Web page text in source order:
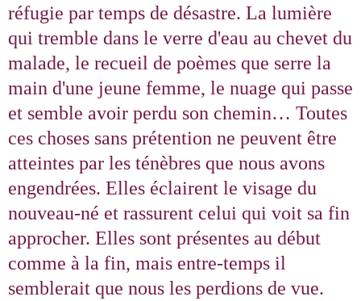
réfugie par temps de désastre. La lumière
qui tremble dans le verre d'eau au chevet du
malade, le recueil de poèmes que serre la
main d'une jeune femme, le nuage qui passe
et semble avoir perdu son chemin… Toutes
ces choses sans prétention ne peuvent être
atteintes par les ténèbres que nous avons
engendrées. Elles éclairent le visage du
nouveau-né et rassurent celui qui voit sa fin
approcher. Elles sont présentes au début
comme à la fin, mais entre-temps il
semblerait que nous les perdions de vue.